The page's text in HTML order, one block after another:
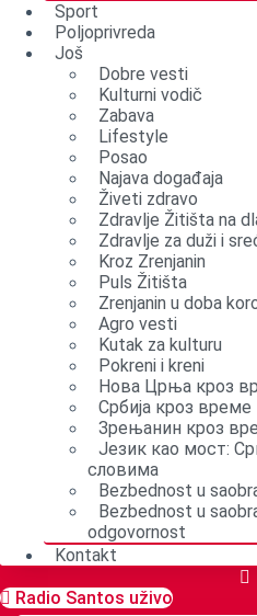
Sport
Poljoprivreda
Još
Dobre vesti
Kulturni vodič
Zabava
Lifestyle
Posao
Najava događaja
Živeti zdravo
Zdravlje Žitišta na
Zdravlje za duži i
Kroz Zrenjanin
Puls Žitišta
Zrenjanin u doba
Agro vesti
Kutak za kulturu
Pokreni i kreni
Нова Црња кроз
Србија кроз време
Зрењанин кроз
Језик као мост:
словима
Bezbednost u
Bezbednost u
odgovornost
Kontakt
Radio Santos uživo